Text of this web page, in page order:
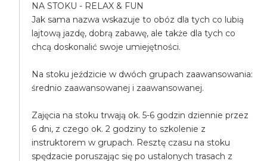
NA STOKU - RELAX & FUN
Jak sama nazwa wskazuje to obóz dla tych co lubią
lajtową jazdę, dobrą zabawę, ale także dla tych co
chcą doskonalić swoje umiejętności.
Na stoku jeździcie w dwóch grupach zaawansowania:
średnio zaawansowanej i zaawansowanej.
Zajęcia na stoku trwają ok. 5-6 godzin dziennie przez
6 dni, z czego ok. 2 godziny to szkolenie z
instruktorem w grupach. Resztę czasu na stoku
spędzacie poruszając się po ustalonych trasach z